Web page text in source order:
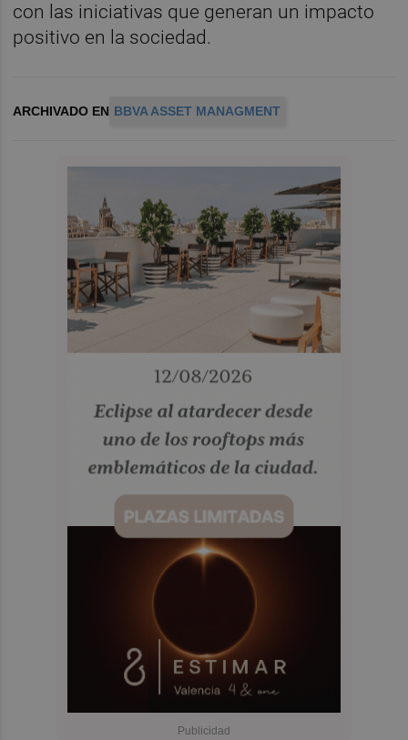
con las iniciativas que generan un impacto
positivo en la sociedad.
ARCHIVADO EN BBVA ASSET MANAGMENT